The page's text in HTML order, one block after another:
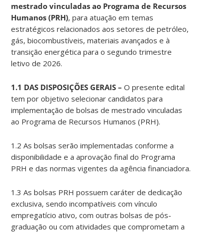
mestrado vinculadas ao Programa de Recursos
Humanos (PRH), para atuação em temas
estratégicos relacionados aos setores de petróleo,
gás, biocombustíveis, materiais avançados e à
transição energética para o segundo trimestre
letivo de 2026.
1.1 DAS DISPOSIÇÕES GERAIS – O presente edital
tem por objetivo selecionar candidatos para
implementação de bolsas de mestrado vinculadas
ao Programa de Recursos Humanos (PRH).
1.2 As bolsas serão implementadas conforme a
disponibilidade e a aprovação final do Programa
PRH e das normas vigentes da agência financiadora.
1.3 As bolsas PRH possuem caráter de dedicação
exclusiva, sendo incompatíveis com vínculo
empregatício ativo, com outras bolsas de pós-
graduação ou com atividades que comprometam a